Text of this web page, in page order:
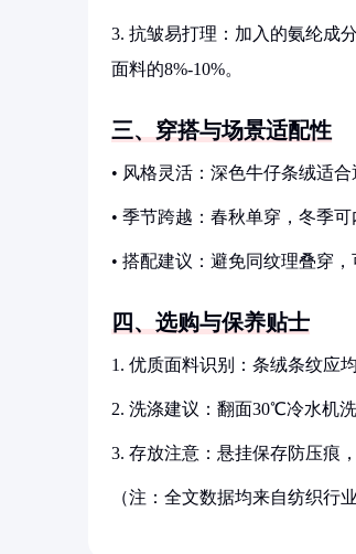
3. 抗皱易打理：加入的氨纶成
面料的8%-10%。
三、穿搭与场景适配性
• 风格灵活：深色牛仔条绒适
• 季节跨越：春秋单穿，冬季
• 搭配建议：避免同纹理叠穿
四、选购与保养贴士
1. 优质面料识别：条绒条纹应
2. 洗涤建议：翻面30℃冷水机
3. 存放注意：悬挂保存防压痕
（注：全文数据均来自纺织行